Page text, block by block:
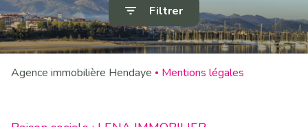
VENDRE
ESTIMER
VENDUS
Filtrer
Agence immobilière Hendaye Mentions légales